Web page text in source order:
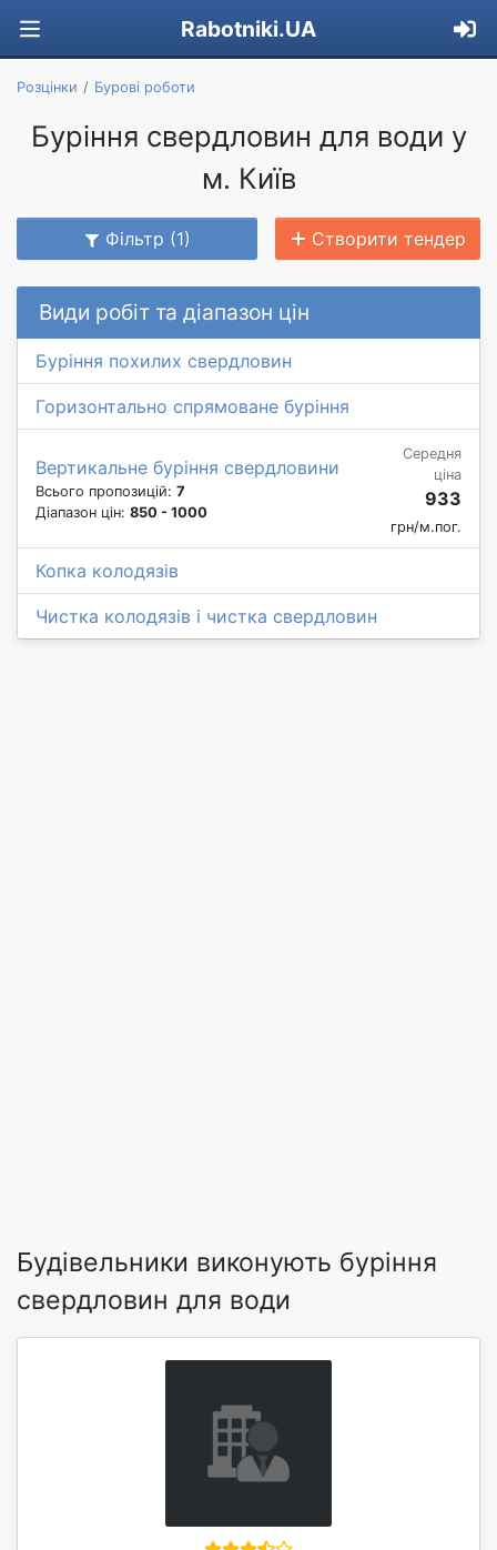
Rabotniki.UA
Розцінки Бурові роботи
Буріння свердловин для води у
м. Київ
Фільтр (1) Створити тендер
Види робіт та діапазон цін
Буріння похилих свердловин
Горизонтально спрямоване буріння
Вертикальне буріння свердловини
Всього пропозицій: 7
Діапазон цін: 850 - 1000
Середня
ціна
933
грн/м.пог.
Копка колодязів
Чистка колодязів і чистка свердловин
Будівельники виконують буріння
свердловин для води